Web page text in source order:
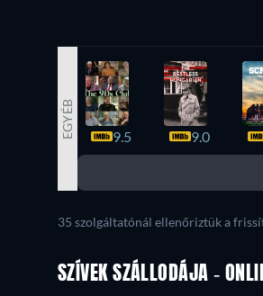
EGYÉB 9.5 9.0
35 szolgáltatónál ellenőriztük a
SZÍVEK SZÁLLODÁJA -